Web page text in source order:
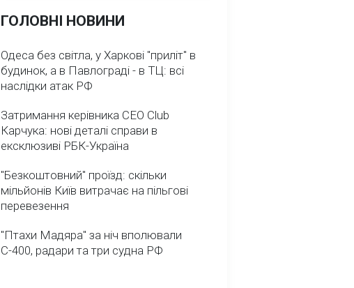
ГОЛОВНІ НОВИНИ
Одеса без світла, у Харкові "приліт" в
будинок, а в Павлограді - в ТЦ: всі
наслідки атак РФ
Затримання керівника CEO Club
Карчука: нові деталі справи в
ексклюзиві РБК-Україна
"Безкоштовний" проїзд: скільки
мільйонів Київ витрачає на пільгові
перевезення
"Птахи Мадяра" за ніч вполювали
С-400, радари та три судна РФ